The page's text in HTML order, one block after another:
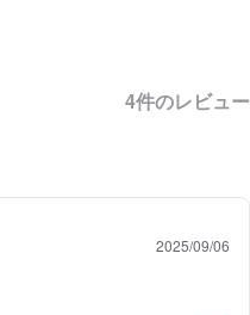
4件のレビュー
2025/09/06